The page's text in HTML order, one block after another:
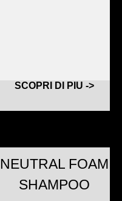
SCOPRI DI PIU ->
NEUTRAL FOAM
SHAMPOO